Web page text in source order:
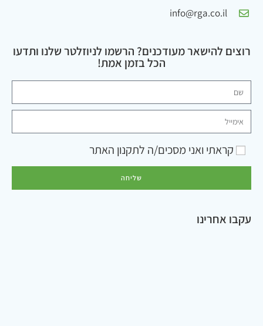
info@rga.co.il
רוצים להישאר מעודכנים? הרשמו לניוזלטר שלנו ותדעו
הכל בזמן אמת!
קראתי ואני מסכים/ה לתקנון האתר
שליחה
עקבו אחרינו